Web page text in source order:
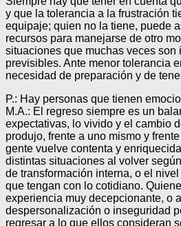
y que la tolerancia a la frustración
equipaje; quien no la tiene, puede
recursos para manejarse de otro
situaciones que muchas veces son
previsibles. Ante menor tolerancia
necesidad de preparación y de
P.: Hay personas que tienen
M.A.: El regreso siempre es un
expectativas, lo vivido y el cambio
produjo, frente a uno mismo y
gente vuelve contenta y
distintas situaciones al volver
de transformación interna, o el
que tengan con lo cotidiano.
experiencia muy decepcionante, o
despersonalización o inseguridad
regresar a lo que ellos consideran